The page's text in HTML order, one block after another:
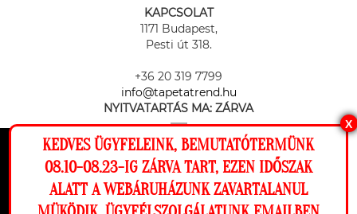
Ez a weboldal cookie-kat használ, hogy a
lehető legjobb élményt nyújtsa honlapunkon.
Beállítások
KAPCSOLAT
1171 Budapest,
Pesti út 318.
+36 20 319 7799
info@tapetatrend.hu
NYITVATARTÁS MA: ZÁRVA
Az online fizetést a Barion Payment Zrt. biztosítja, MNB engedély
X
KEDVES ÜGYFELEINK, BEMUTATÓTERMÜNK
08.10-08.23-IG ZÁRVA TART, EZEN IDŐSZAK
ALATT A WEBÁRUHÁZUNK ZAVARTALANUL